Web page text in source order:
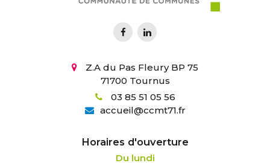
Z.A du Pas Fleury BP 75
71700 Tournus
03 85 51 05 56
accueil@ccmt71.fr
Horaires d'ouverture
Du lundi